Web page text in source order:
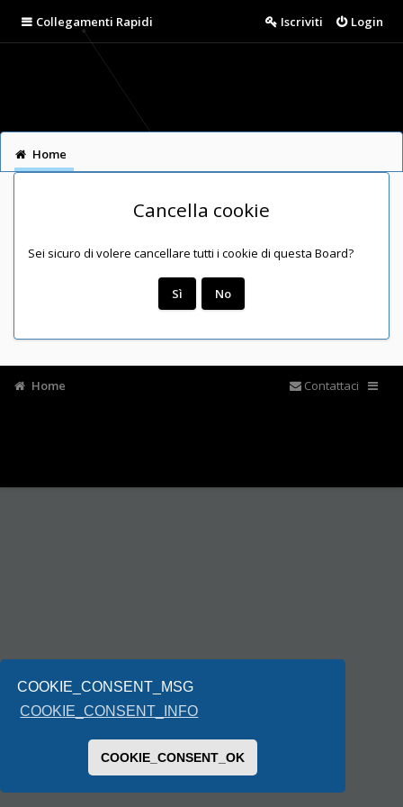
COOKIE_CONSENT_MSG
COOKIE_CONSENT_INFO
COOKIE_CONSENT_OK
Collegamenti Rapidi Login
Iscriviti
Home
Cancella cookie
Sei sicuro di volere cancellare tutti i cookie di questa Board?
Home Contattaci